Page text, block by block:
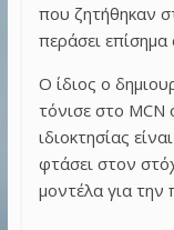
που ζητήθηκαν
περάσει
Ο ίδιος ο
τόνισε στο MCN
ιδιοκτησίας
φτάσει στον
μοντέλα για την